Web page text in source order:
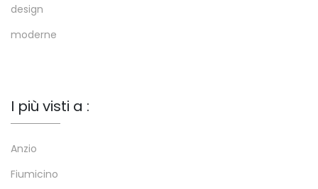
design
moderne
I più visti a :
Anzio
Fiumicino